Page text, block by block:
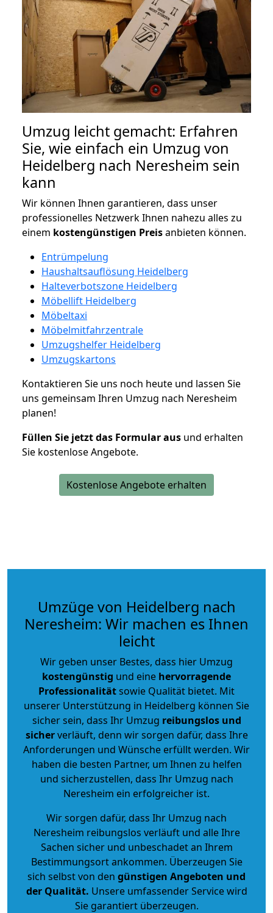
Umzug leicht gemacht: Erfahren
Sie, wie einfach ein Umzug von
Heidelberg nach Neresheim sein
kann
Wir können Ihnen garantieren, dass unser
professionelles Netzwerk Ihnen nahezu alles zu
einem kostengünstigen Preisanbieten können.
Entrümpelung
Haushaltsauflösung Heidelberg
Halteverbotszone Heidelberg
Möbellift Heidelberg
Möbeltaxi
Möbelmitfahrzentrale
Umzugshelfer Heidelberg
Umzugskartons
Kontaktieren Sie uns noch heute und lassen Sie
uns gemeinsam Ihren Umzug nach Neresheim
planen!
Füllen Sie jetzt das Formular aus und erhalten
Sie kostenlose Angebote.
Kostenlose Angebote erhalten
Umzüge von Heidelberg nach
Neresheim: Wir machen es Ihnen
leicht
Wir geben unser Bestes, dass hier Umzug
kostengünstig und eine hervorragende
Professionalitätsowie Qualität bietet. Mit
unserer Unterstützung in Heidelberg können Sie
sicher sein, dass Ihr Umzug reibungslos und
sicherverläuft, denn wir sorgen dafür, dass Ihre
Anforderungen und Wünsche erfüllt werden. Wir
haben die besten Partner, um Ihnen zu helfen
und sicherzustellen, dass Ihr Umzug nach
Neresheim ein erfolgreicher ist.
Wir sorgen dafür, dass Ihr Umzug nach
Neresheim reibungslos verläuft und alle Ihre
Sachen sicher und unbeschadet an Ihrem
Bestimmungsort ankommen. Überzeugen Sie
sich selbst von den günstigen Angeboten und
der Qualität. Unsere umfassender Service wird
Sie garantiert überzeugen.